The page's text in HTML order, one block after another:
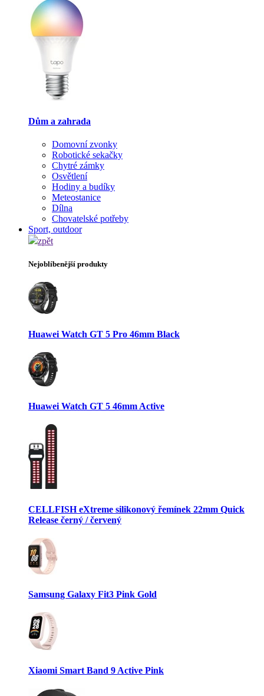
Dům a zahrada
Domovní zvonky
Robotické sekačky
Chytré zámky
Osvětlení
Hodiny a budíky
Meteostanice
Dílna
Chovatelské potřeby
Sport, outdoor
zpět
Nejoblíbenější produkty
Huawei Watch GT 5 Pro 46mm Black
Huawei Watch GT 5 46mm Active
CELLFISH eXtreme silikonový řemínek 22mm Quick
Release černý / červený
Samsung Galaxy Fit3 Pink Gold
Xiaomi Smart Band 9 Active Pink